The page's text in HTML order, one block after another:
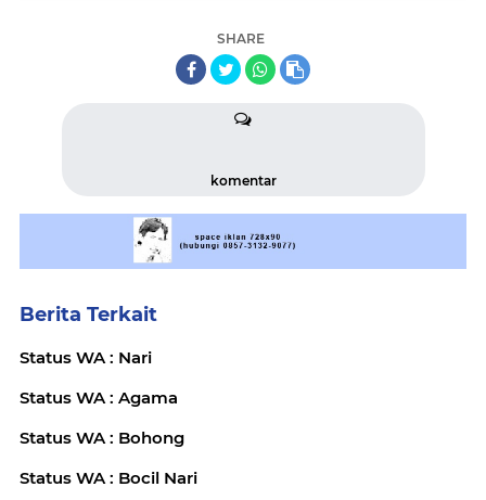
SHARE
komentar
Berita Terkait
Status WA : Nari
Status WA : Agama
Status WA : Bohong
Status WA : Bocil Nari